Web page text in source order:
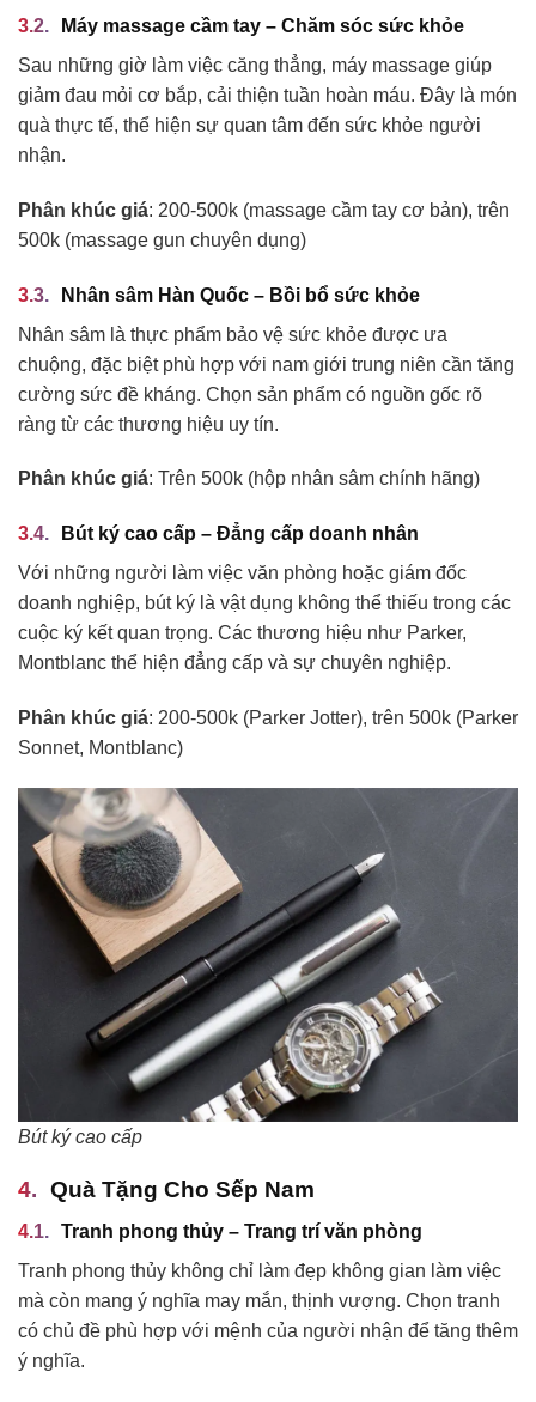
Máy massage cầm tay – Chăm sóc sức khỏe
Sau những giờ làm việc căng thẳng, máy massage giúp
giảm đau mỏi cơ bắp, cải thiện tuần hoàn máu. Đây là món
quà thực tế, thể hiện sự quan tâm đến sức khỏe người
nhận.
Phân khúc giá: 200-500k (massage cầm tay cơ bản), trên
500k (massage gun chuyên dụng)
Nhân sâm Hàn Quốc – Bồi bổ sức khỏe
Nhân sâm là thực phẩm bảo vệ sức khỏe được ưa
chuộng, đặc biệt phù hợp với nam giới trung niên cần tăng
cường sức đề kháng. Chọn sản phẩm có nguồn gốc rõ
ràng từ các thương hiệu uy tín.
Phân khúc giá: Trên 500k (hộp nhân sâm chính hãng)
Bút ký cao cấp – Đẳng cấp doanh nhân
Với những người làm việc văn phòng hoặc giám đốc
doanh nghiệp, bút ký là vật dụng không thể thiếu trong các
cuộc ký kết quan trọng. Các thương hiệu như Parker,
Montblanc thể hiện đẳng cấp và sự chuyên nghiệp.
Phân khúc giá: 200-500k (Parker Jotter), trên 500k (Parker
Sonnet, Montblanc)
Bút ký cao cấp
Quà Tặng Cho Sếp Nam
Tranh phong thủy – Trang trí văn phòng
Tranh phong thủy không chỉ làm đẹp không gian làm việc
mà còn mang ý nghĩa may mắn, thịnh vượng. Chọn tranh
có chủ đề phù hợp với mệnh của người nhận để tăng thêm
ý nghĩa.